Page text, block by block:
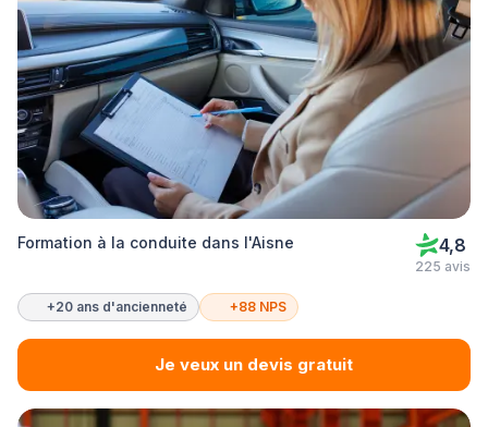
Formation à la conduite dans l'Aisne 4,8
225 avis
+20 ans d'ancienneté +88 NPS
Je veux un devis gratuit